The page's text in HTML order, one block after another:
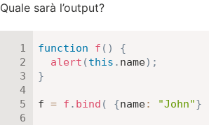
Quale sarà l’output?
function f ( )
{
alert (this . name) ;
}
f = f . bind ( {name: "John"}